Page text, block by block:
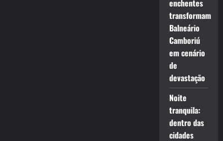
enchentes
transformam
Balneário
Camboriú
em cenário
de
devastação
Noite
tranquila:
dentro das
cidades